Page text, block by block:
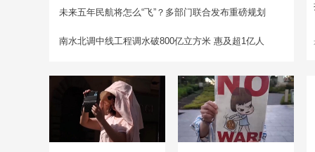
未来五年民航将怎么“飞”？多部门联合发布重磅规划
南水北调中线工程调水破800亿立方米 惠及超1亿人